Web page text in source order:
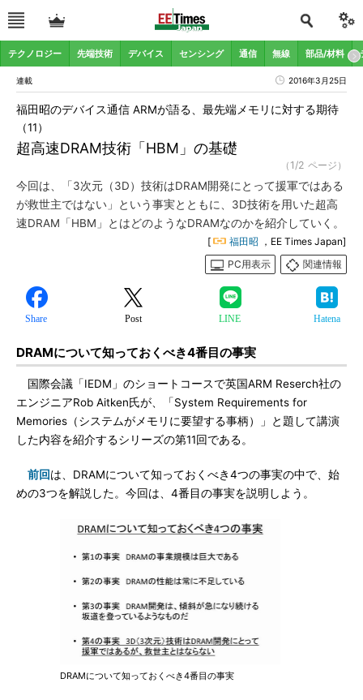
テクノロジー 先端技術 デバイス センシング 通信 無線 部品/材料
連載 2016年3月25日
超高速DRAM技術「HBM」の基礎
福田昭のデバイス通信 ARMが語る、最先端メモリに対する期待
（11）
（1/2 ページ）
今回は、「3次元（3D）技術はDRAM開発にとって援軍ではある
が救世主ではない」という事実とともに、3D技術を用いた超高
速DRAM「HBM」とはどのようなDRAMなのかを紹介していく。
[ 福田昭 ，EE Times Japan]
PC用表示
関連情報
Share Post LINE Hatena
DRAMについて知っておくべき4番目の事実
国際会議「IEDM」のショートコースで英国ARM Reserch社の
エンジニアRob Aitken氏が、「System Requirements for
Memories（システムがメモリに要望する事柄）」と題して講演
した内容を紹介するシリーズの第11回である。
前回は、DRAMについて知っておくべき4つの事実の中で、始
めの3つを解説した。今回は、4番目の事実を説明しよう。
DRAMについて知っておくべき4番目の事実